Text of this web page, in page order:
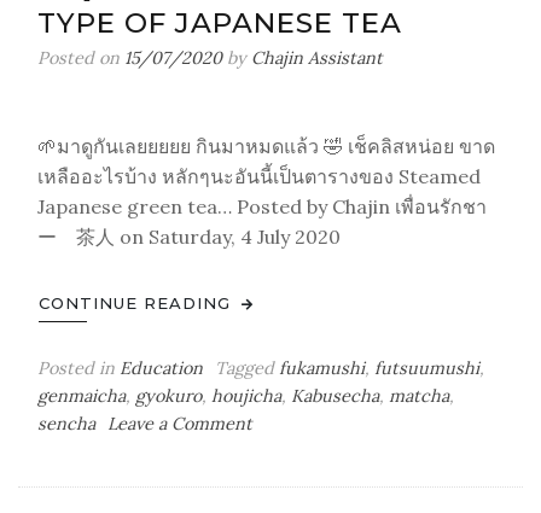
Caffeine
Levels
of
TYPE OF JAPANESE TEA
Posted on 15/07/2020by Chajin Assistant
🌱มาดูกันเลยยยยย กินมาหมดแล้ว 🤣 เช็คลิสหน่อย ขาด
เหลืออะไรบ้าง หลักๆนะอันนี้เป็นตารางของ Steamed
Japanese green tea… Posted by Chajin เพื่อนรักชา
ー 茶人 on Saturday, 4 July 2020
CONTINUE READING
Posted in Education Tagged fukamushi, futsuumushi,
genmaicha, gyokuro, houjicha, Kabusecha, matcha,
sencha
Leave a Commenton